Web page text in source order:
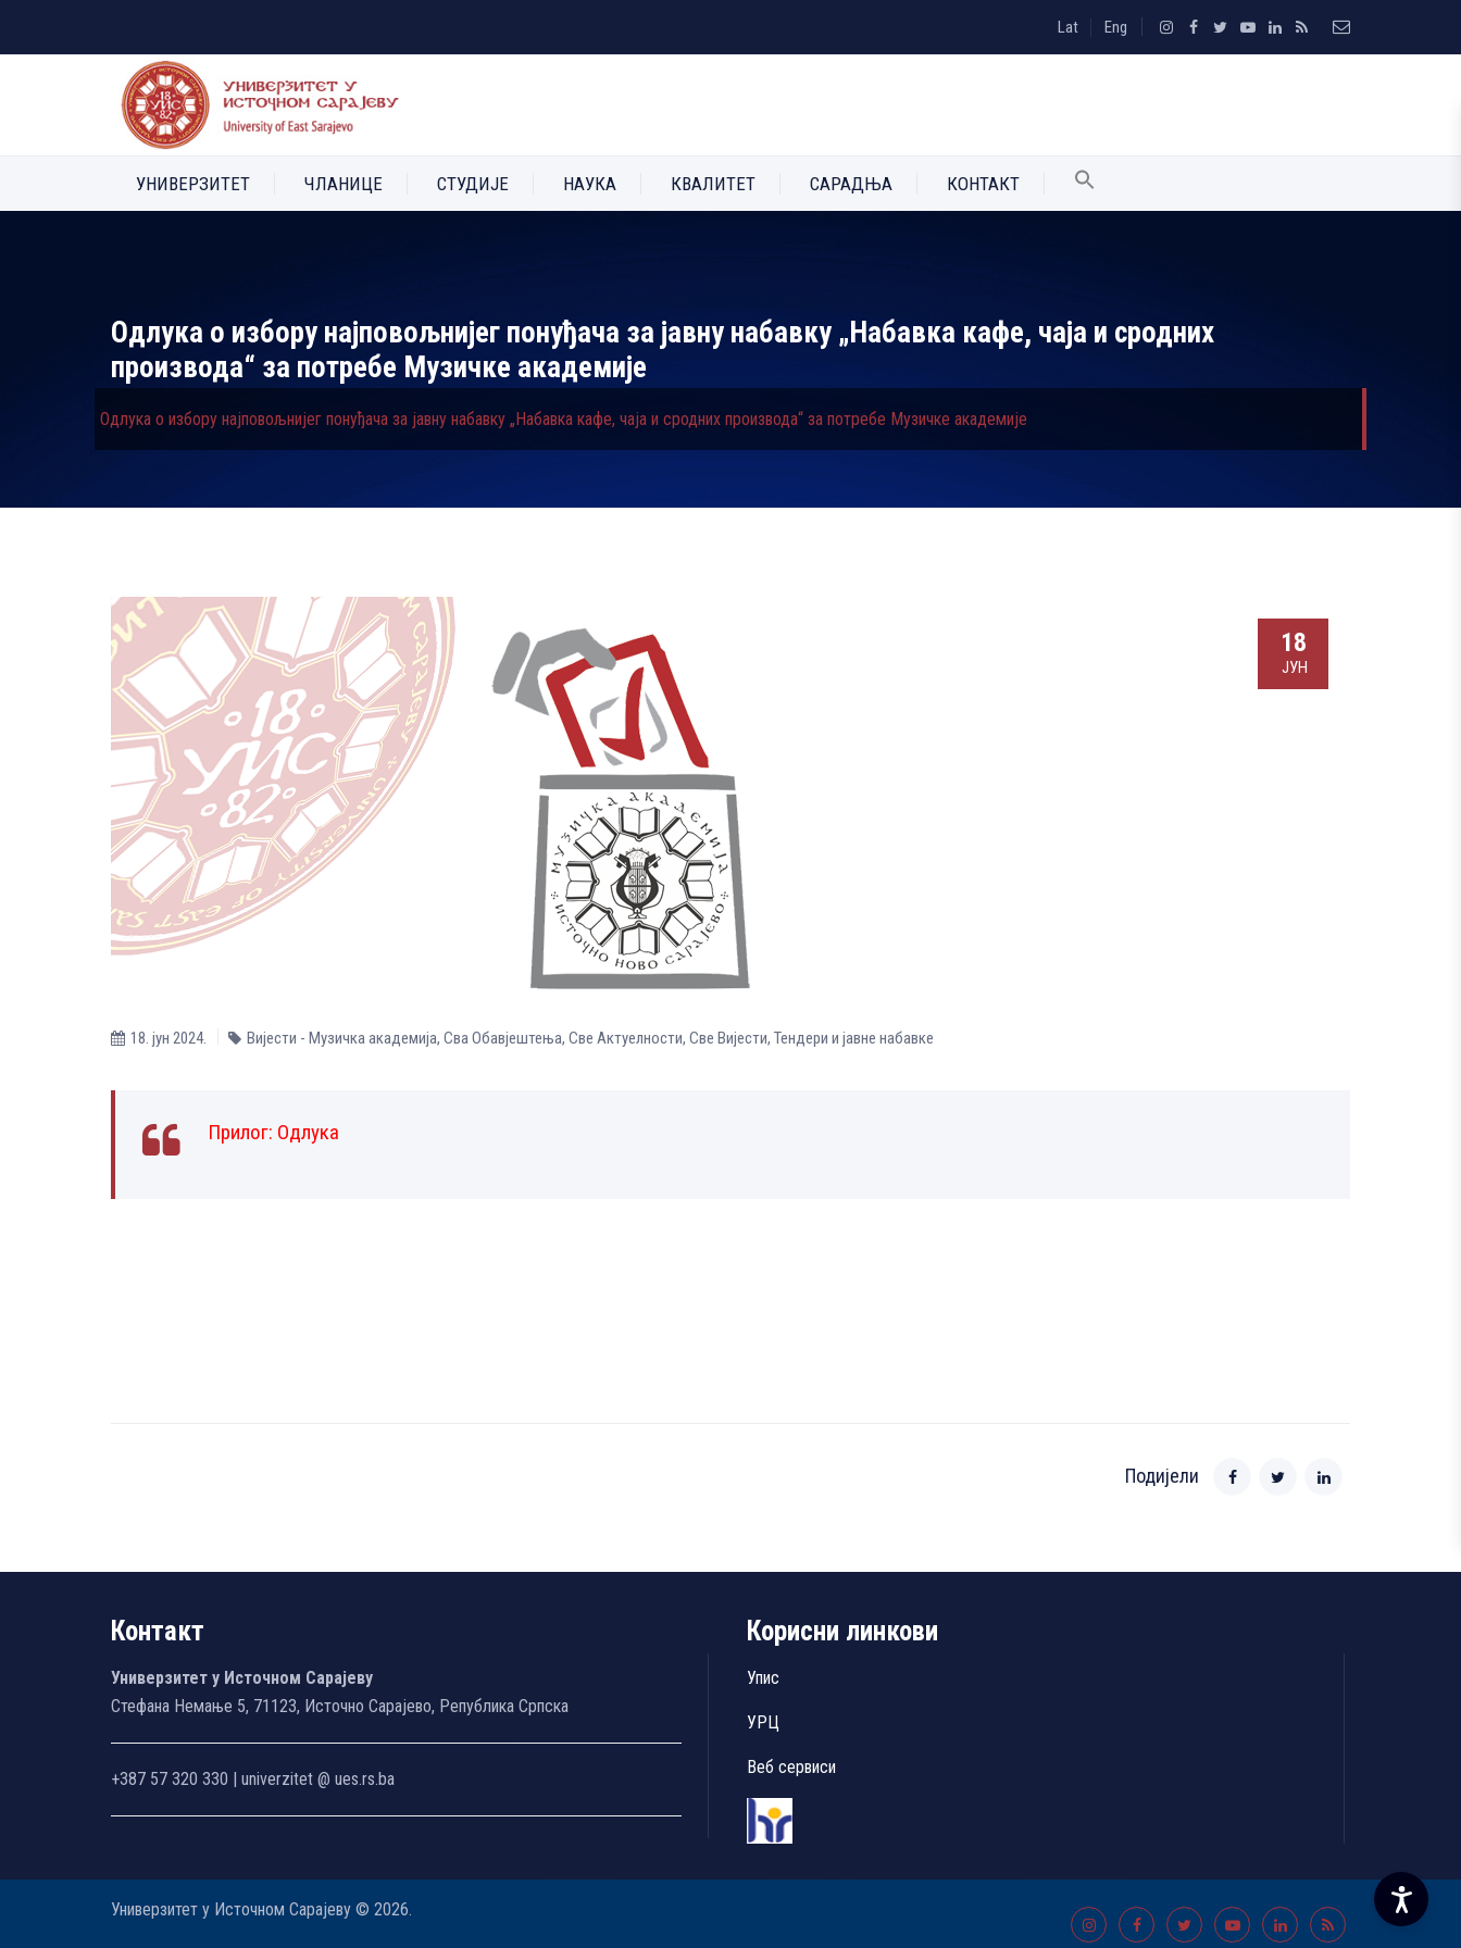
Lat Eng
УНИВЕРЗИТЕТ ЧЛАНИЦЕ СТУДИЈЕ НАУКА КВАЛИТЕТ САРАДЊА КОНТАКТ
Одлука о избору најповољнијег понуђача за јавну набавку „Набавка кафе, чаја и сродних
производа“ за потребе Музичке академије
Одлука о избору најповољнијег понуђача за јавну набавку „Набавка кафе, чаја и сродних производа“ за потребе Музичке академије
18
ЈУН
18. јун 2024. Вијести - Музичка aкадемија, Сва Обавјештења, Све Aктуелности, Све Вијести, Тендери и јавне набавке
Прилог: Одлука
Подијели
Контакт
Универзитет у Источном Сарајеву
Стефана Немање 5, 71123, Источно Сарајево, Република Српска
+387 57 320 330 | univerzitet @ ues.rs.ba
Корисни линкови
Упис
УРЦ
Веб сервиси
Универзитет у Источном Сарајеву © 2026.